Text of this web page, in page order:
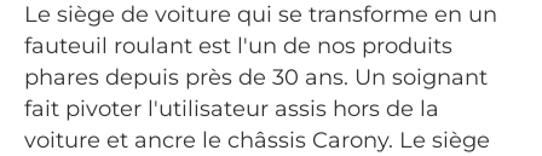
Le siège de voiture qui se transforme en un
fauteuil roulant est l'un de nos produits
phares depuis près de 30 ans. Un soignant
fait pivoter l'utilisateur assis hors de la
voiture et ancre le châssis Carony. Le siège